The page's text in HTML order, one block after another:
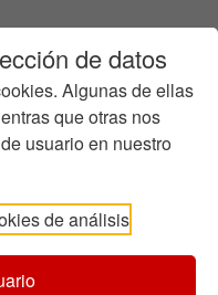
de datos
Algunas de ellas
que otras nos
usuario en nuestro
de análisis
Olivino